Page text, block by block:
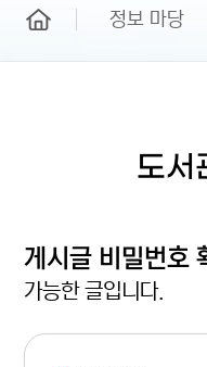
정보 마당
도서
게시글 비밀번호
가능한 글입니다.